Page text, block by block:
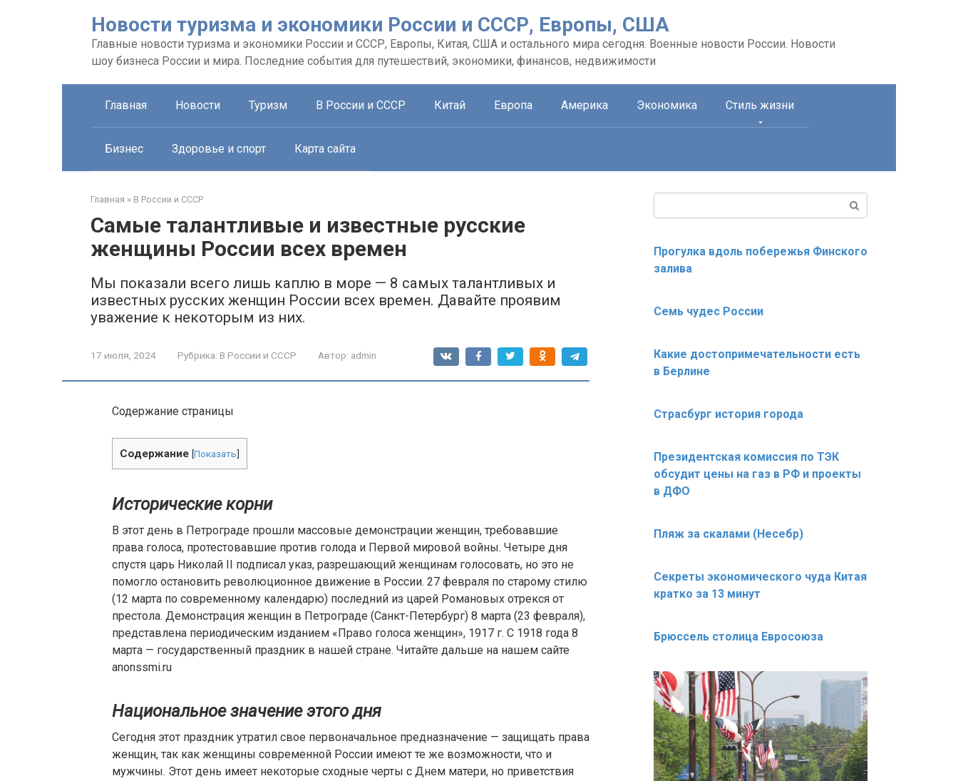
Новости туризма и экономики России и СССР, Европы, США
Главные новости туризма и экономики России и СССР, Европы, Китая, США и остального мира сегодня. Военные новости России. Новости
шоу бизнеса России и мира. Последние события для путешествий, экономики, финансов, недвижимости
Главная Новости Туризм В России и СССР Китай Европа Америка Экономика Стиль жизни
Бизнес Здоровье и спорт Карта сайта
Главная » В России и СССР
Самые талантливые и известные русские
женщины России всех времен
Мы показали всего лишь каплю в море — 8 самых талантливых и
известных русских женщин России всех времен. Давайте проявим
уважение к некоторым из них.
17 июля, 2024 Рубрика: В России и СССР Автор: admin
Содержание страницы
Содержание [Показать]
Исторические корни
В этот день в Петрограде прошли массовые демонстрации женщин, требовавшие
права голоса, протестовавшие против голода и Первой мировой войны. Четыре дня
спустя царь Николай II подписал указ, разрешающий женщинам голосовать, но это не
помогло остановить революционное движение в России. 27 февраля по старому стилю
(12 марта по современному календарю) последний из царей Романовых отрекся от
престола. Демонстрация женщин в Петрограде (Санкт-Петербург) 8 марта (23 февраля),
представлена периодическим изданием «Право голоса женщин», 1917 г. С 1918 года 8
марта — государственный праздник в нашей стране. Читайте дальше на нашем сайте
anonssmi.ru
Национальное значение этого дня
Сегодня этот праздник утратил свое первоначальное предназначение — защищать права
женщин, так как женщины современной России имеют те же возможности, что и
мужчины. Этот день имеет некоторые сходные черты с Днем матери, но приветствия
Прогулка вдоль побережья Финского
залива
Семь чудес России
Какие достопримечательности есть
в Берлине
Страсбург история города
Президентская комиссия по ТЭК
обсудит цены на газ в РФ и проекты
в ДФО
Пляж за скалами (Несебр)
Секреты экономического чуда Китая
кратко за 13 минут
Брюссель столица Евросоюза